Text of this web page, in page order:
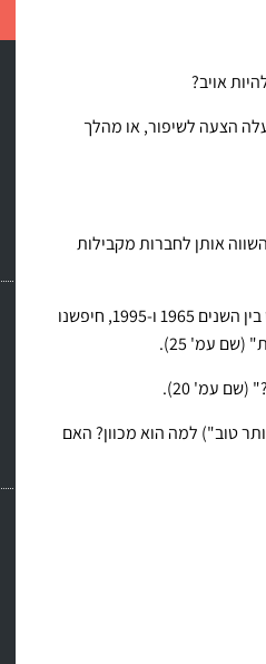
אויב?
הצעה לשיפור, או מהלך
אותן לחברות מקבילות
הם הגדירו מדד מספרי מדויק למצוין: "מתוך מכלול החברות שהופיעו ברשימת ה-500 של פורבס בין השנים 1965 ו-1995, חיפשנו
עמ' 25).
עמ' 20).
טוב") למה הוא מכוון? האם